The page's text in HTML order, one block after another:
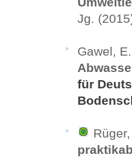
Jg.
Gawel,
für